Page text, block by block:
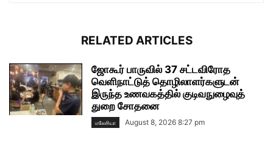
RELATED ARTICLES
ஜோகூர் பாருவில் 37 சட்டவிரோத
வெளிநாட்டுத் தொழிலாளர்களுடன்
இருந்த உணவகத்தில் குடிவநுழைவுத்
துறை சோதனை
மலேசியா August 8, 2026 8:27 pm